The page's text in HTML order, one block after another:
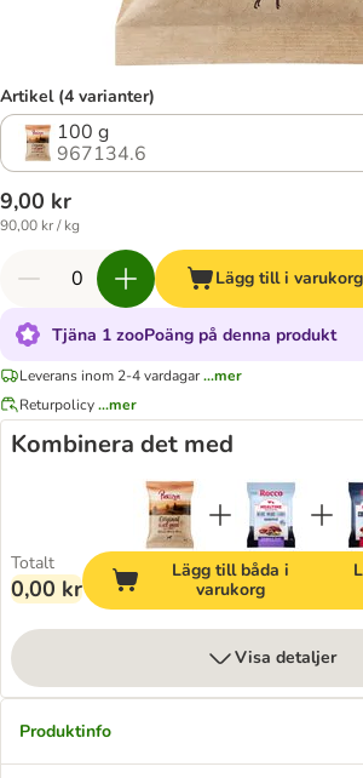
Artikel (4 varianter)
100 g
967134.6
9,00 kr
90,00 kr / kg
Lägg till i varukorg
Tjäna 1 zooPoäng på denna produkt
Leverans inom 2-4 vardagar...mer
Returpolicy...mer
Kombinera det med
Totalt
0,00 kr
Lägg till båda i
varukorg
Visa detaljer
Produktinfo